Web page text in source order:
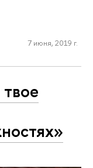
7 июня, 2019 г.